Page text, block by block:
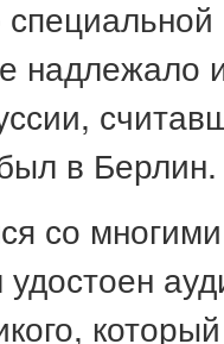
надлежало
в Берлин.
со